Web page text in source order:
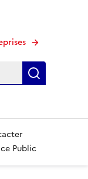
Public